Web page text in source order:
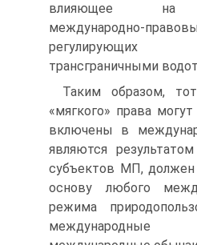
влияющее на
международно-
трансграничными
Таким образом,
«мягкого» права
включены в
являются
субъектов МП,
основу любого
режима